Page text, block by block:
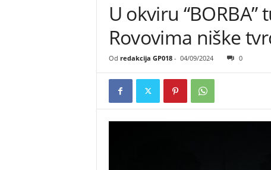
U okviru
Rovovima niške
Od redakcija GP018- 04/09/2024 0